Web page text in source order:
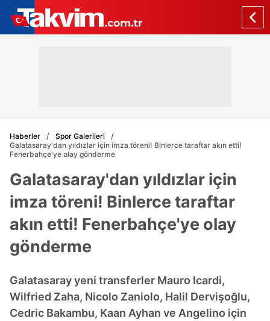
Haberler
Spor Galerileri
Galatasaray'dan yıldızlar için imza töreni! Binlerce taraftar akın etti!
Fenerbahçe'ye olay gönderme
Galatasaray'dan yıldızlar için
imza töreni! Binlerce taraftar
akın etti! Fenerbahçe'ye olay
gönderme
Galatasaray yeni transferler Mauro Icardi,
Wilfried Zaha, Nicolo Zaniolo, Halil Dervişoğlu,
Cedric Bakambu, Kaan Ayhan ve Angelino için